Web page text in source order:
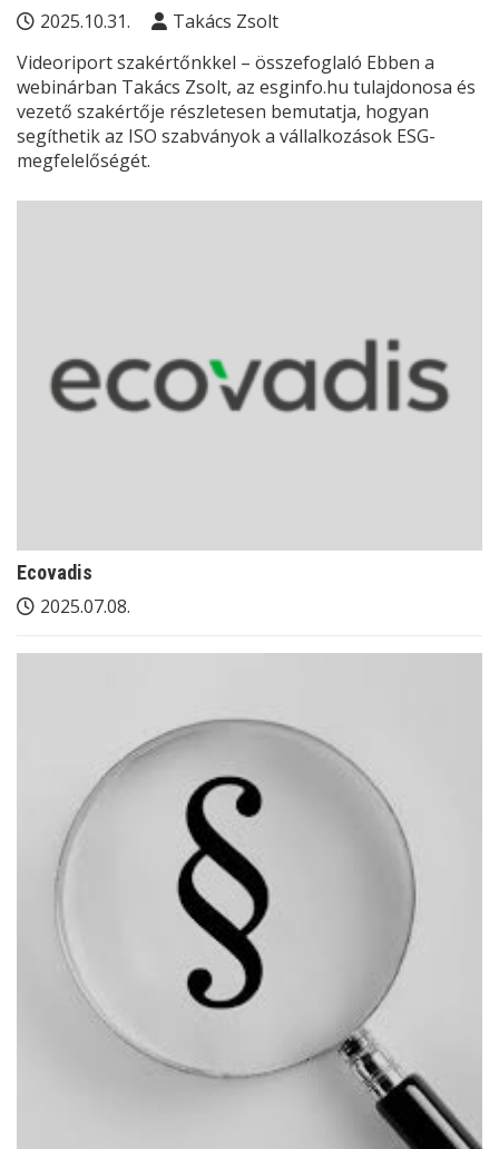
2025.10.31.
Takács Zsolt
Videoriport szakértőnkkel – összefoglaló Ebben a
webinárban Takács Zsolt, az esginfo.hu tulajdonosa és
vezető szakértője részletesen bemutatja, hogyan
segíthetik az ISO szabványok a vállalkozások ESG-
megfelelőségét.
Ecovadis
2025.07.08.